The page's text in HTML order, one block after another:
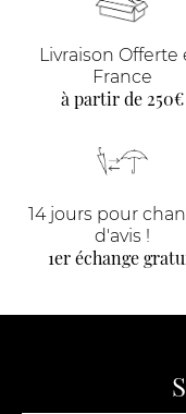
Livraison Offerte
France
à partir de 250€
14 jours pour
d'avis !
1er échange